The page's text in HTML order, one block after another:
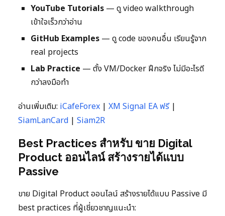
YouTube Tutorials — ดู video walkthrough
เข้าใจเร็วกว่าอ่าน
GitHub Examples — ดู code ของคนอื่น เรียนรู้จาก
real projects
Lab Practice — ตั้ง VM/Docker ฝึกจริง ไม่มีอะไรดี
กว่าลงมือทำ
อ่านเพิ่มเติม: iCafeForex | XM Signal EA ฟรี|
SiamLanCard | Siam2R
Best Practices สำหรับ ขาย Digital
Product ออนไลน์ สร้างรายได้แบบ
Passive
ขาย Digital Product ออนไลน์ สร้างรายได้แบบ Passive มี
best practices ที่ผู้เชี่ยวชาญแนะนำ: